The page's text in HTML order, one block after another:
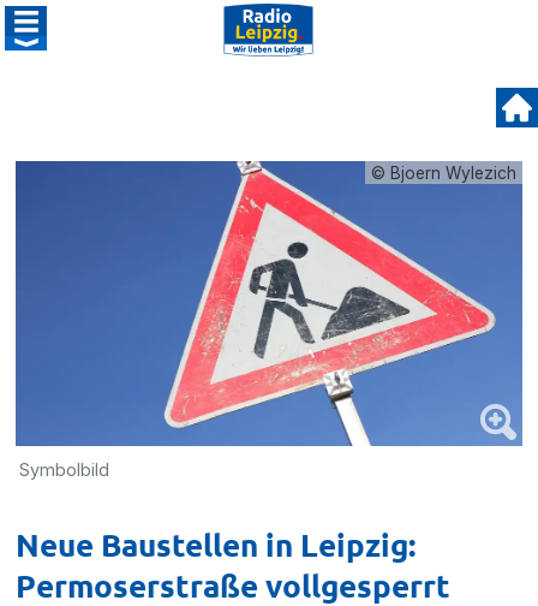
© Bjoern Wylezich
Symbolbild
Neue Baustellen in Leipzig:
Permoserstraße vollgesperrt